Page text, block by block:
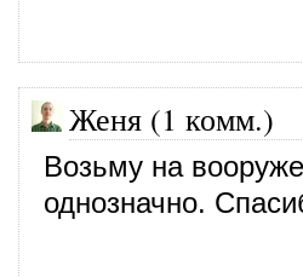
Женя (1 комм.)
Возьму на
однозначно.